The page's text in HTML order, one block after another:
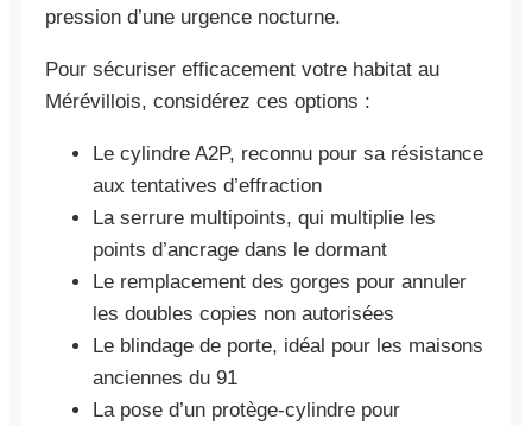
pression d’une urgence nocturne.
Pour sécuriser efficacement votre habitat au
Mérévillois, considérez ces options :
Le cylindre A2P, reconnu pour sa résistance
aux tentatives d’effraction
La serrure multipoints, qui multiplie les
points d’ancrage dans le dormant
Le remplacement des gorges pour annuler
les doubles copies non autorisées
Le blindage de porte, idéal pour les maisons
anciennes du 91
La pose d’un protège-cylindre pour